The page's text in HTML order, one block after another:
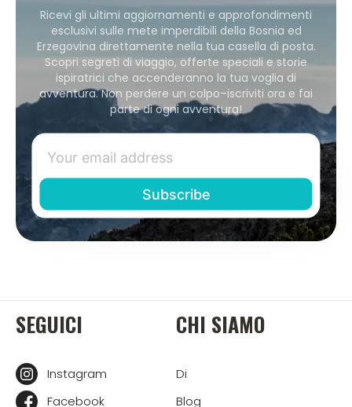
Ricevi gli ultimi aggiornamenti e approfondimenti
esclusivi sulle mete imperdibili della Bosnia ed
Erzegovina direttamente nella tua casella di posta.
Scopri segreti di viaggio, offerte speciali e storie
ispiratrici che accenderanno la tua voglia di
avventura. Non perdere un colpo–iscriviti ora e fai
parte di ogni avventura!
SEGUICI
Instagram
Facebook
CHI SIAMO
Di
Blog